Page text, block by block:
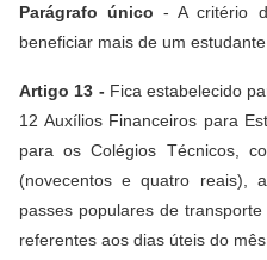
Parágrafo único - A critério
beneficiar mais de um estudante.
Artigo 13 - Fica estabelecido
12 Auxílios Financeiros para
para os Colégios Técnicos,
(novecentos e quatro reais),
passes populares de
referentes aos dias úteis do